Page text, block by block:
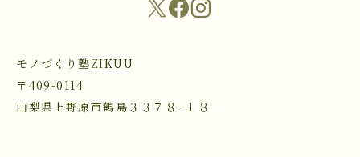
モノづくり塾ZIKUU
〒409-0114
山梨県上野原市鶴島３３７８−１８